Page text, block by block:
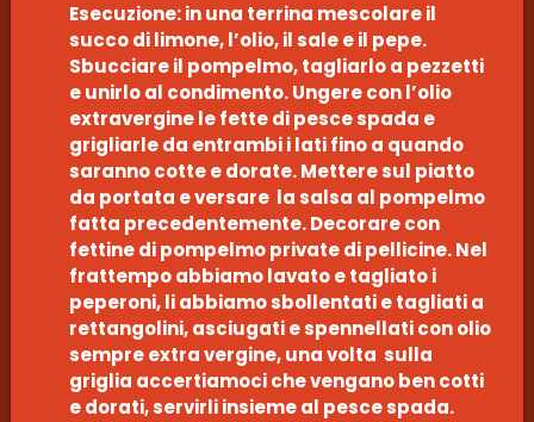
Esecuzione: in una terrina mescolare il
succo di limone, l’olio, il sale e il pepe.
Sbucciare il pompelmo, tagliarlo a pezzetti
e unirlo al condimento. Ungere con l’olio
extravergine le fette di pesce spada e
grigliarle da entrambi i lati fino a quando
saranno cotte e dorate. Mettere sul piatto
da portata e versare la salsa al pompelmo
fatta precedentemente. Decorare con
fettine di pompelmo private di pellicine. Nel
frattempo abbiamo lavato e tagliato i
peperoni, li abbiamo sbollentati e tagliati a
rettangolini, asciugati e spennellati con olio
sempre extra vergine, una volta sulla
griglia accertiamoci che vengano ben cotti
e dorati, servirli insieme al pesce spada.